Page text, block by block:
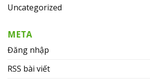
Uncategorized
META
Đăng nhập
RSS bài viết